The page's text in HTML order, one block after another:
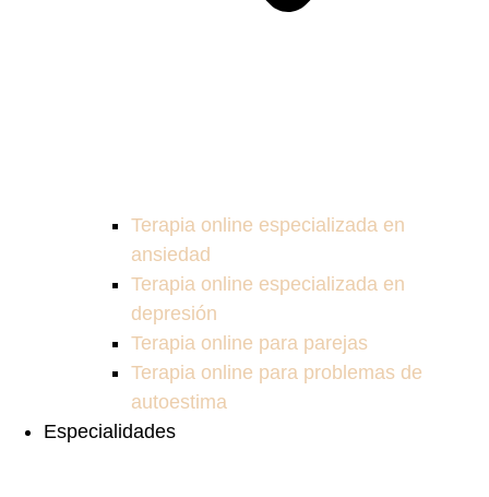
Terapia online especializada en
ansiedad
Terapia online especializada en
depresión
Terapia online para parejas
Terapia online para problemas de
autoestima
Especialidades